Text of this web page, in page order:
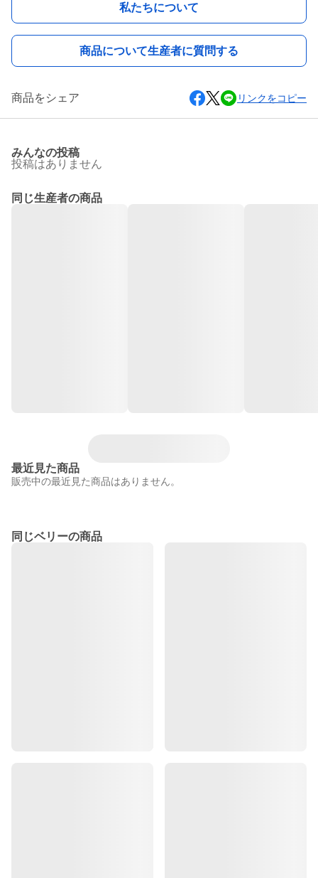
私たちについて
商品について生産者に質問する
商品をシェア リンクをコピー
みんなの投稿
投稿はありません
同じ生産者の商品
最近見た商品
販売中の最近見た商品はありません。
同じベリーの商品